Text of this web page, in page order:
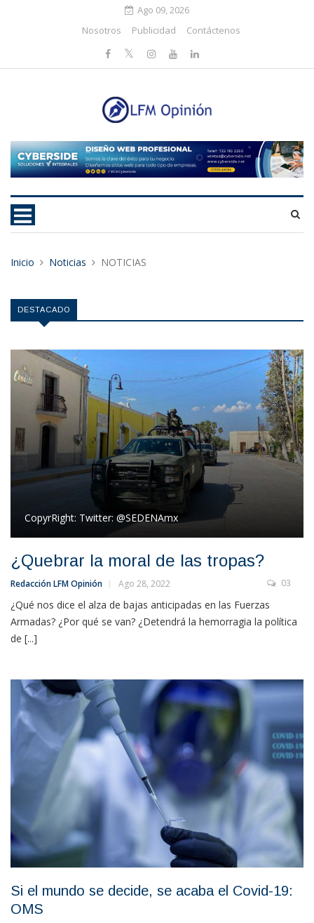
Ago 09, 2026
Nosotros
Publicidad Contáctenos
Inicio Noticias NOTICIAS
DESTACADO
CopyrRight: Twitter: @SEDENAmx
¿Quebrar la moral de las tropas?
Redacción LFM Opinión Ago 28, 2022 03
¿Qué nos dice el alza de bajas anticipadas en las Fuerzas
Armadas? ¿Por qué se van? ¿Detendrá la hemorragia la política
de [...]
Si el mundo se decide, se acaba el Covid-19:
OMS